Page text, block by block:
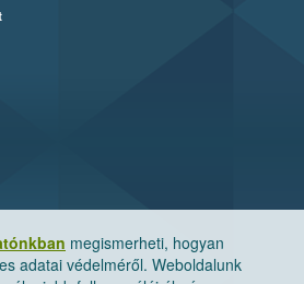
megismerheti, hogyan
adatai védelméről. Weboldalunk